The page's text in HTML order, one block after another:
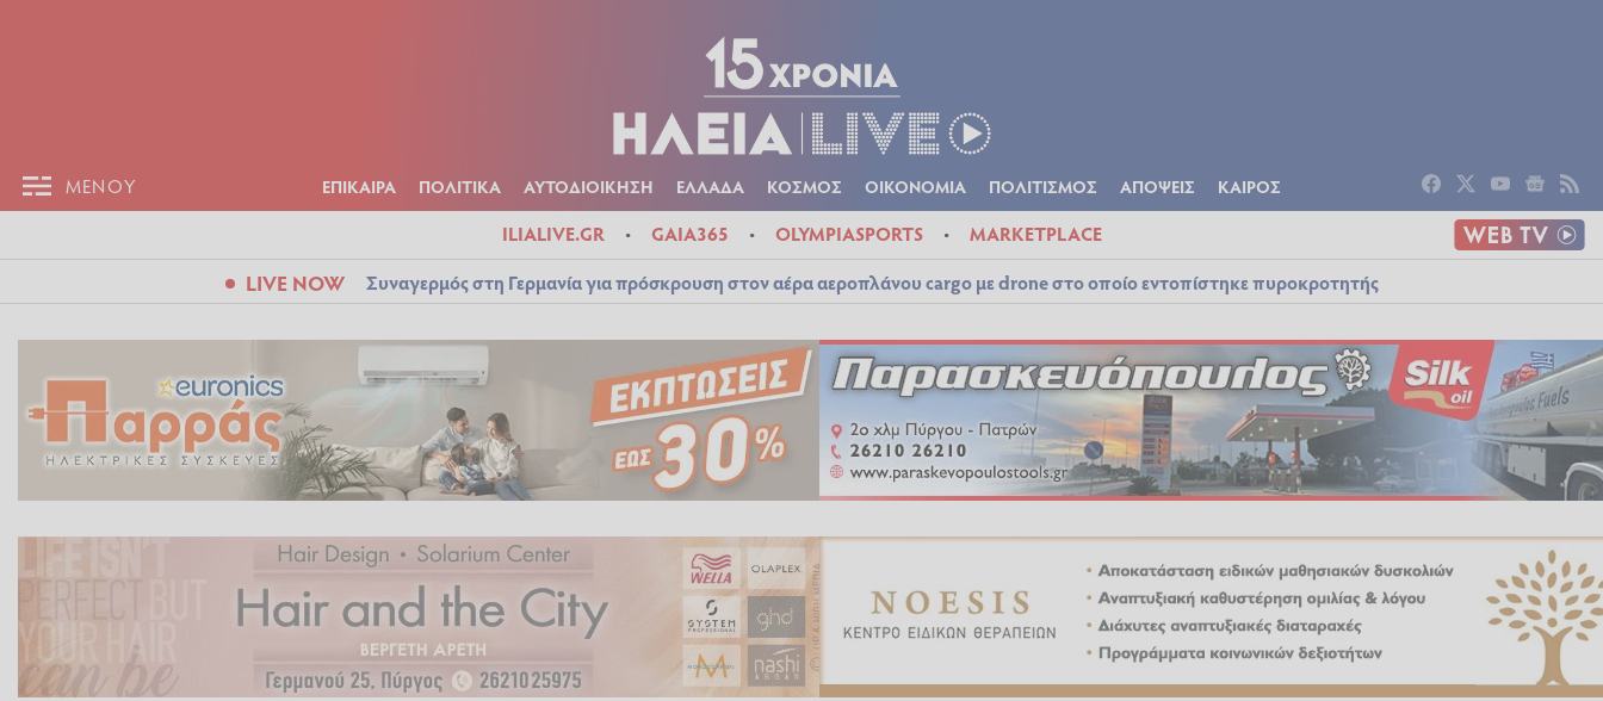
ΜΕΝΟΥ ΕΠΙΚΑΙΡΑ ΠΟΛΙΤΙΚΑ ΑΥΤΟΔΙΟΙΚΗΣΗ ΕΛΛΑΔΑ ΚΟΣΜΟΣ ΟΙΚΟΝΟΜΙΑ ΠΟΛΙΤΙΣΜΟΣ ΑΠΟΨΕΙΣ ΚΑΙΡΟΣ
ILIALIVE.GR GAIA365 OLYMPIASPORTS MARKETPLACE
LIVE NOW Συναγερμός στη Γερμανία για πρόσκρουση στον αέρα αεροπλάνου cargo με drone στο οποίο εντοπίστηκε πυροκροτητής